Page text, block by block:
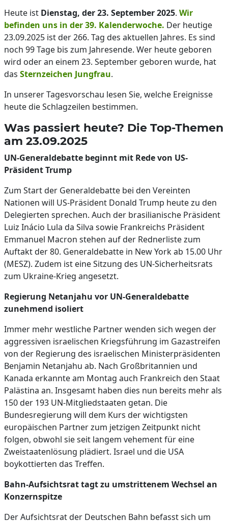
Heute ist Dienstag, der 23. September 2025. Wir
befinden uns in der 39. Kalenderwoche. Der heutige
23.09.2025 ist der 266. Tag des aktuellen Jahres. Es sind
noch 99 Tage bis zum Jahresende. Wer heute geboren
wird oder an einem 23. September geboren wurde, hat
das Sternzeichen Jungfrau.
In unserer Tagesvorschau lesen Sie, welche Ereignisse
heute die Schlagzeilen bestimmen.
Was passiert heute? Die Top-Themen
am 23.09.2025
UN-Generaldebatte beginnt mit Rede von US-
Präsident Trump
Zum Start der Generaldebatte bei den Vereinten
Nationen will US-Präsident Donald Trump heute zu den
Delegierten sprechen. Auch der brasilianische Präsident
Luiz Inácio Lula da Silva sowie Frankreichs Präsident
Emmanuel Macron stehen auf der Rednerliste zum
Auftakt der 80. Generaldebatte in New York ab 15.00 Uhr
(MESZ). Zudem ist eine Sitzung des UN-Sicherheitsrats
zum Ukraine-Krieg angesetzt.
Regierung Netanjahu vor UN-Generaldebatte
zunehmend isoliert
Immer mehr westliche Partner wenden sich wegen der
aggressiven israelischen Kriegsführung im Gazastreifen
von der Regierung des israelischen Ministerpräsidenten
Benjamin Netanjahu ab. Nach Großbritannien und
Kanada erkannte am Montag auch Frankreich den Staat
Palästina an. Insgesamt haben dies nun bereits mehr als
150 der 193 UN-Mitgliedstaaten getan. Die
Bundesregierung will dem Kurs der wichtigsten
europäischen Partner zum jetzigen Zeitpunkt nicht
folgen, obwohl sie seit langem vehement für eine
Zweistaatenlösung plädiert. Israel und die USA
boykottierten das Treffen.
Bahn-Aufsichtsrat tagt zu umstrittenem Wechsel an
Konzernspitze
Der Aufsichtsrat der Deutschen Bahn befasst sich um